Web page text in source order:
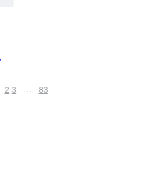
2 3 … 83